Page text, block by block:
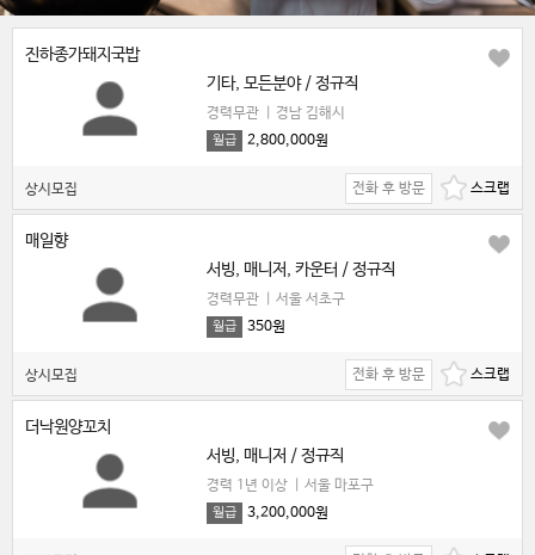
진하종가돼지국밥
기타, 모든분야 / 정규직
경력무관 경남 김해시
월급 2,800,000원
상시모집 전화 후 방문
매일향
서빙, 매니저, 카운터 / 정규직
경력무관 서울 서초구
월급 350원
상시모집 전화 후 방문
더낙원양꼬치
서빙, 매니저 / 정규직
경력 1년 이상 서울 마포구
월급 3,200,000원